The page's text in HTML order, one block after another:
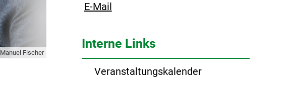
Fischer
E-Mail
Interne Links
Veranstaltungskalender